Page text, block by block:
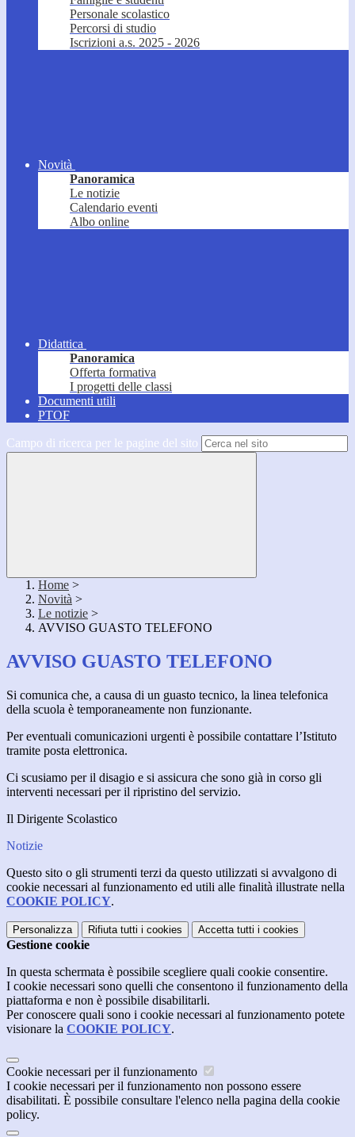
Personale scolastico
Percorsi di studio
Iscrizioni a.s. 2025 - 2026
Novità
Panoramica
Le notizie
Calendario eventi
Albo online
Didattica
Panoramica
Offerta formativa
I progetti delle classi
Documenti utili
PTOF
Campo di ricerca per le pagine del sito
Home >
Novità >
Le notizie >
AVVISO GUASTO TELEFONO
AVVISO GUASTO TELEFONO
Si comunica che, a causa di un guasto tecnico, la linea telefonica
della scuola è temporaneamente non funzionante.
Per eventuali comunicazioni urgenti è possibile contattare l’Istituto
tramite posta elettronica.
Ci scusiamo per il disagio e si assicura che sono già in corso gli
interventi necessari per il ripristino del servizio.
Il Dirigente Scolastico
Notizie
Questo sito o gli strumenti terzi da questo utilizzati si avvalgono di
cookie necessari al funzionamento ed utili alle finalità illustrate nella
COOKIE POLICY.
Personalizza Rifiuta tutti i cookies Accetta tutti i cookies
Gestione cookie
In questa schermata è possibile scegliere quali cookie consentire.
I cookie necessari sono quelli che consentono il funzionamento della
piattaforma e non è possibile disabilitarli.
Per conoscere quali sono i cookie necessari al funzionamento potete
visionare la COOKIE POLICY.
Cookie necessari per il funzionamento
I cookie necessari per il funzionamento non possono essere
disabilitati. È possibile consultare l'elenco nella pagina della cookie
policy.